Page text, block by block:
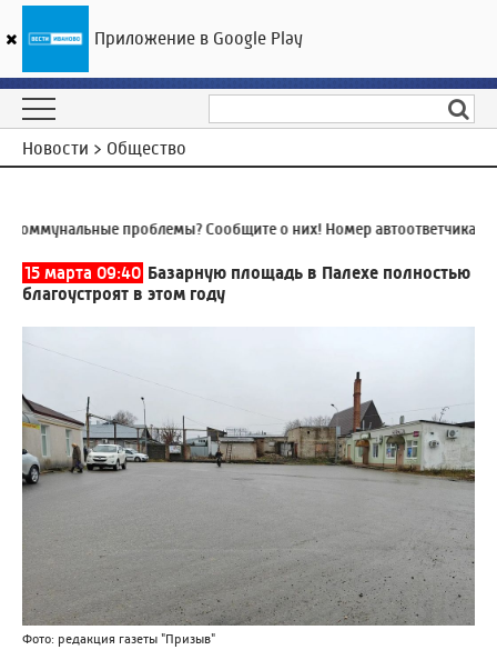
ГТРК «Ивтелерадио»
Новости > Общество
проблемы? Сообщите о них! Номер автоответчика:8
15 марта 09:40 Базарную площадь в Палехе полностью
благоустроят в этом году
Фото: редакция газеты "Призыв"
Приложение в Google Play